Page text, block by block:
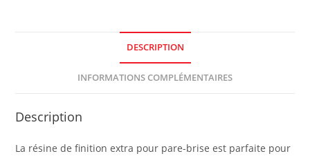
DESCRIPTION
INFORMATIONS COMPLÉMENTAIRES
Description
La résine de finition extra pour pare-brise est parfaite pour